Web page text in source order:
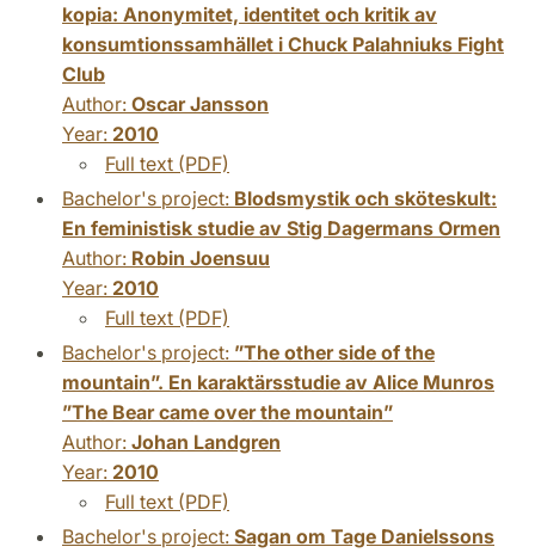
kopia: Anonymitet, identitet och kritik av
konsumtionssamhället i Chuck Palahniuks Fight
Club
Author: Oscar Jansson
Year: 2010
Full text (PDF)
Bachelor's project: Blodsmystik och sköteskult:
En feministisk studie av Stig Dagermans Ormen
Author: Robin Joensuu
Year: 2010
Full text (PDF)
Bachelor's project: ”The other side of the
mountain”. En karaktärsstudie av Alice Munros
”The Bear came over the mountain”
Author: Johan Landgren
Year: 2010
Full text (PDF)
Bachelor's project: Sagan om Tage Danielssons